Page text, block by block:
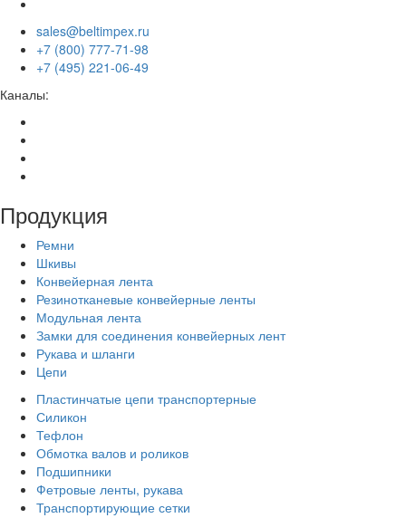
sales@beltimpex.ru
+7 (800) 777-71-98
+7 (495) 221-06-49
Каналы:
Продукция
Ремни
Шкивы
Конвейерная лента
Резинотканевые конвейерные ленты
Модульная лента
Замки для соединения конвейерных лент
Рукава и шланги
Цепи
Пластинчатые цепи транспортерные
Силикон
Тефлон
Обмотка валов и роликов
Подшипники
Фетровые ленты, рукава
Транспортирующие сетки